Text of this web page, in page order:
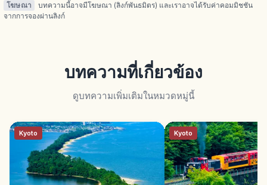
โฆษณา
บทความนี้อาจมีโฆษณา (ลิงก์พันธมิตร) และเราอาจได้รับค่าคอมมิชชัน
จากการจองผ่านลิงก์
บทความที่เกี่ยวข้อง
ดูบทความเพิ่มเติมในหมวดหมู่นี้
Kyoto Kyoto